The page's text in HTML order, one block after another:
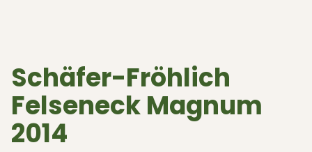
Schäfer-Fröhlich
Felseneck Magnum
2014